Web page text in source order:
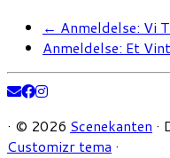
← Anmeldelse: Vi
Anmeldelse: Et
· © 2026 Scenekanten ·
Customizr tema ·